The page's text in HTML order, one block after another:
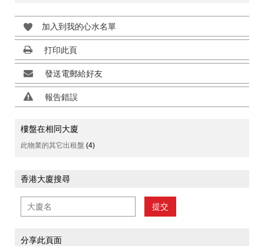
加入到我的心水名單
打印此頁
發送電郵給好友
報告錯誤
樓盤在相同大廈
此物業的其它出租盤 (4)
香港大廈搜尋
提交
分享此頁面